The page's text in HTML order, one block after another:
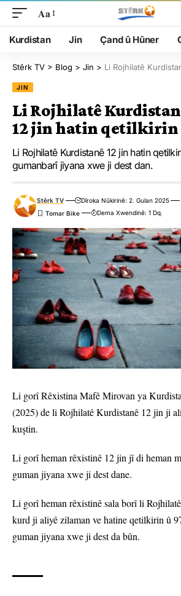
Aa
Kurdistan Jin Çand û Hûner
Stêrk TV > Blog > Jin > Li Rojhilatê Kurdistanê
JIN
Li Rojhilatê
12 jin hatin qetilkirin
Li Rojhilatê Kurdistanê 12 jin hatin
gumanbarî jiyana xwe ji dest dan.
Stêrk TV
Dîroka Nûkirinê: 2. Gulan 2025
Dema Xwendinê: 1 Dq.
Li gorî Rêxistina Mafê Mirovan ya
(2025) de li Rojhilatê Kurdistanê 12 jin ji
kuştin.
Li gorî heman rêxistinê 12 jin jî di heman
guman jiyana xwe ji dest dane.
Li gorî heman rêxistinê sala borî li
kurd ji aliyê zilaman ve hatine qetilkirin û
guman jiyana xwe ji dest da bûn.